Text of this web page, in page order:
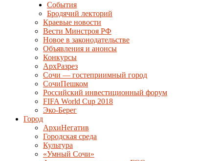
События
Бродячий лекторий
Краевые новости
Вести Минстроя РФ
Новое в законодательстве
Объявления и анонсы
Конкурсы
АрхРазрез
Сочи — гостеприимный город
СочиПешком
Российский инвестиционный форум
FIFA World Cup 2018
Эко-Берег
Город
АрхиНегатив
Городская среда
Культура
«Умный Сочи»